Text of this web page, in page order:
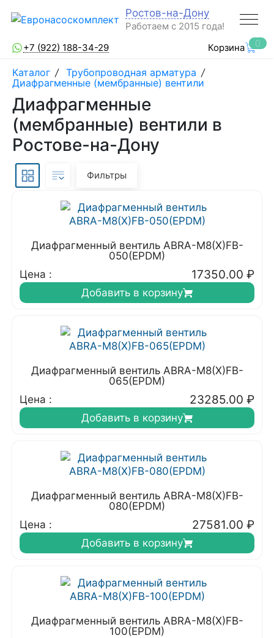
Ростов-на-Дону
Работаем с 2015 года!
+7 (922) 188-34-29
Корзина 0
Каталог / Трубопроводная арматура /
Диафрагменные (мембранные) вентили
Диафрагменные
(мембранные) вентили в
Ростове-на-Дону
Фильтры
Диафрагменный вентиль ABRA-M8(X)FB-
050(EPDM)
Цена :
17350.00 ₽
Добавить в корзину
Диафрагменный вентиль ABRA-M8(X)FB-
065(EPDM)
Цена :
23285.00 ₽
Добавить в корзину
Диафрагменный вентиль ABRA-M8(X)FB-
080(EPDM)
Цена :
27581.00 ₽
Добавить в корзину
Диафрагменный вентиль ABRA-M8(X)FB-
100(EPDM)